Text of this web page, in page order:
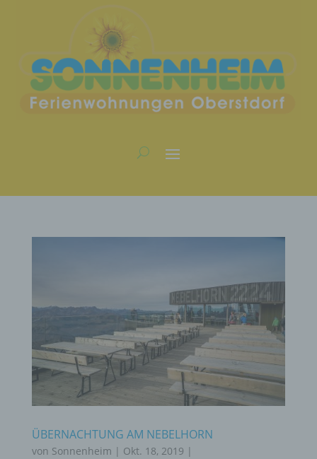
ÜBERNACHTUNG AM NEBELHORN
von Sonnenheim | Okt. 18, 2019 |